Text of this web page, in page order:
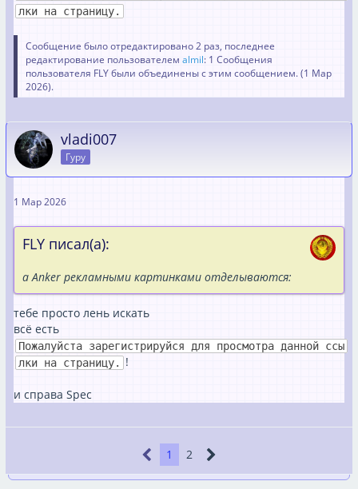
лки на страницу.
Сообщение было отредактировано 2 раз, последнее
редактирование пользователем almil: 1 Сообщения
пользователя FLY были объединены с этим сообщением. (1 Мар
2026).
vladi007
Гуру
1 Мар 2026
FLY писал(а):
а Anker рекламными картинками отделываются:
тебе просто лень искать
всё есть
Пожалуйста зарегистрируйся для просмотра данной ссы
лки на страницу.
!
и справа Spec
1 2